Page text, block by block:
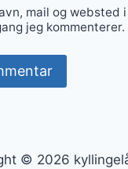
mail og websted
jeg kommenterer.
© 2026